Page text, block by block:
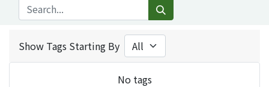
Show Tags Starting By
No tags